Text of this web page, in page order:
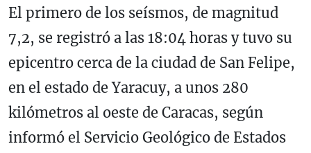
El primero de los seísmos, de magnitud
7,2, se registró a las 18:04 horas y tuvo su
epicentro cerca de la ciudad de San Felipe,
en el estado deYaracuy, a unos 280
kilómetros al oeste de Caracas, según
informó el Servicio Geológico de Estados